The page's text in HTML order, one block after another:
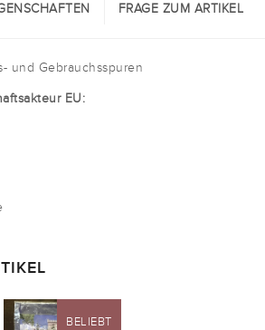
FRAGE ZUM ARTIKEL
und Gebrauchsspuren
EU:
BELIEBT